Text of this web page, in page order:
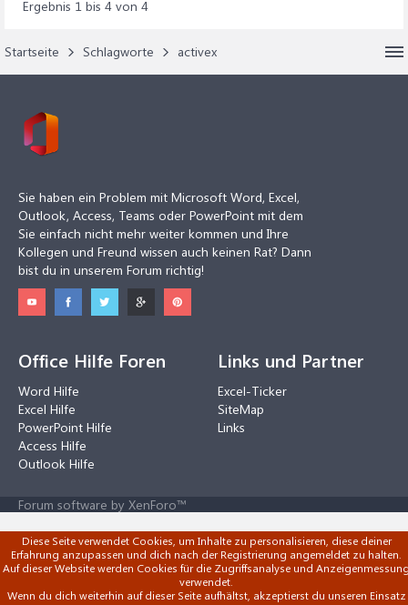
Ergebnis 1 bis 4 von 4
Startseite Schlagworte activex
Sie haben ein Problem mit Microsoft Word, Excel,
Outlook, Access, Teams oder PowerPoint mit dem
Sie einfach nicht mehr weiter kommen und Ihre
Kollegen und Freund wissen auch keinen Rat? Dann
bist du in unserem Forum richtig!
Office Hilfe Foren
Word Hilfe
Excel Hilfe
PowerPoint Hilfe
Access Hilfe
Outlook Hilfe
Links und Partner
Excel-Ticker
SiteMap
Links
Forum software by XenForo™
Diese Seite verwendet Cookies, um Inhalte zu personalisieren, diese deiner
Erfahrung anzupassen und dich nach der Registrierung angemeldet zu halten.
Auf dieser Website werden Cookies für die Zugriffsanalyse und
verwendet.
Wenn du dich weiterhin auf dieser Seite aufhältst, akzeptierst du unseren Einsatz